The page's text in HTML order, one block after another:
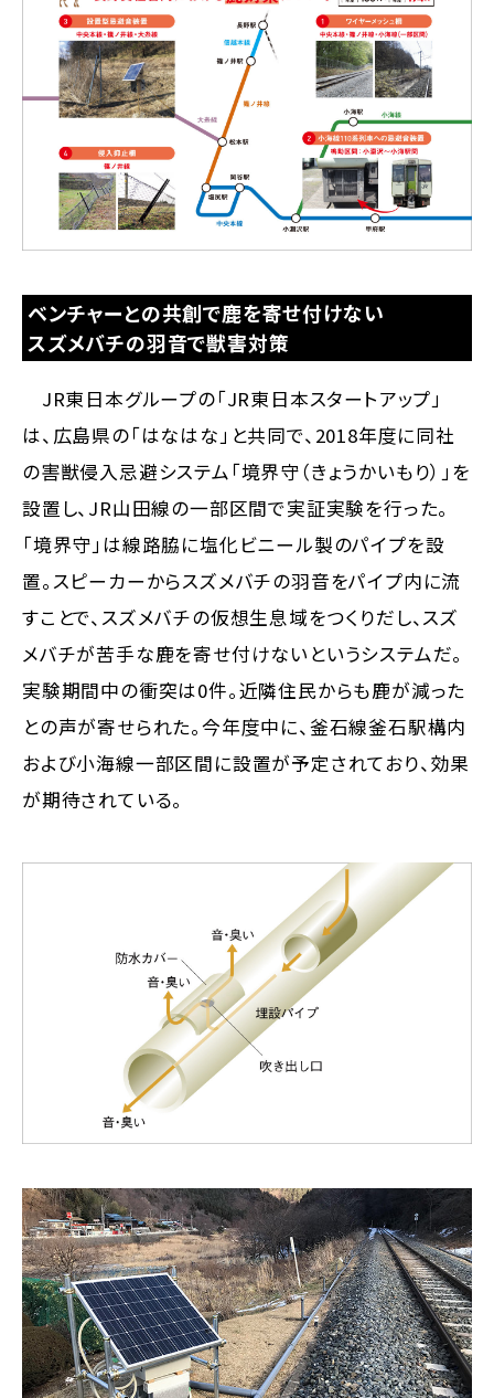
ベンチャーとの共創で鹿を寄せ付けない
スズメバチの羽音で獣害対策
JR東日本グループの「JR東日本スタートアップ」
は、広島県の「はなはな」と共同で、2018年度に同社
の害獣侵入忌避システム「境界守（きょうかいもり）」を
設置し、JR山田線の一部区間で実証実験を行った。
「境界守」は線路脇に塩化ビニール製のパイプを設
置。スピーカーからスズメバチの羽音をパイプ内に流
すことで、スズメバチの仮想生息域をつくりだし、スズ
メバチが苦手な鹿を寄せ付けないというシステムだ。
実験期間中の衝突は0件。近隣住民からも鹿が減った
との声が寄せられた。今年度中に、釜石線釜石駅構内
および小海線一部区間に設置が予定されており、効果
が期待されている。